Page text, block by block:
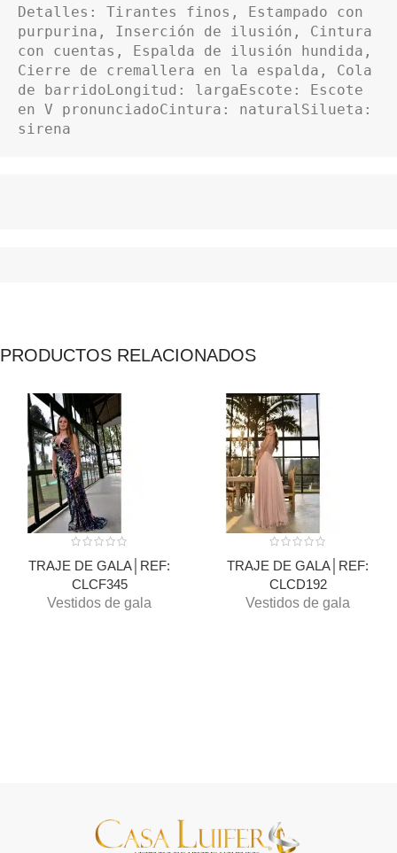
Detalles: Tirantes finos, Estampado con
purpurina, Inserción de ilusión, Cintura
con cuentas, Espalda de ilusión hundida,
Cierre de cremallera en la espalda, Cola
de barridoLongitud: largaEscote: Escote
en V pronunciadoCintura: naturalSilueta:
sirena
PRODUCTOS RELACIONADOS
TRAJE DE GALA│REF:
CLCF345
Vestidos de gala
TRAJE DE GALA│REF:
CLCD192
Vestidos de gala